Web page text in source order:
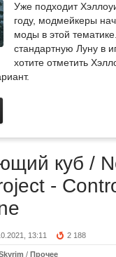
Уже подходит
году, модмейкеры
моды в этой
стандартную Луну в
хотите отметить
куб /
-
13:11 2 188
/ Прочее